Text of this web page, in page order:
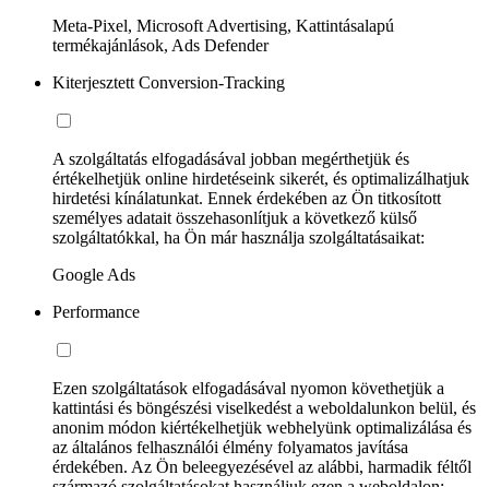
Meta-Pixel, Microsoft Advertising, Kattintásalapú
termékajánlások, Ads Defender
Kiterjesztett Conversion-Tracking
A szolgáltatás elfogadásával jobban megérthetjük és
értékelhetjük online hirdetéseink sikerét, és optimalizálhatjuk
hirdetési kínálatunkat. Ennek érdekében az Ön titkosított
személyes adatait összehasonlítjuk a következő külső
szolgáltatókkal, ha Ön már használja szolgáltatásaikat:
Google Ads
Performance
Ezen szolgáltatások elfogadásával nyomon követhetjük a
kattintási és böngészési viselkedést a weboldalunkon belül, és
anonim módon kiértékelhetjük webhelyünk optimalizálása és
az általános felhasználói élmény folyamatos javítása
érdekében. Az Ön beleegyezésével az alábbi, harmadik féltől